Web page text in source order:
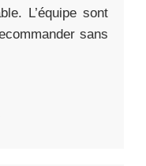
L’équipe sont
sans